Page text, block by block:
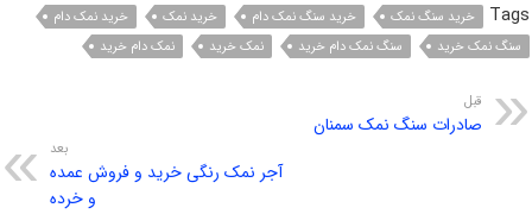
Tags خرید سنگ نمک خرید سنگ نمک دام خرید نمک
خرید نمک دام
سنگ نمک خرید
سنگ نمک دام خرید نمک خرید نمک دام خرید
قبل
صادرات سنگ نمک سمنان
بعد
آجر نمک رنگی خرید و فروش عمده
و خرده